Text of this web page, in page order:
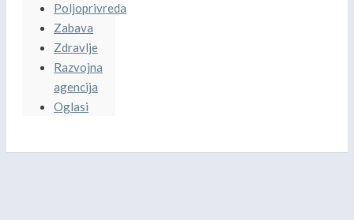
Poljoprivreda
Zabava
Zdravlje
Razvojna
agencija
Oglasi